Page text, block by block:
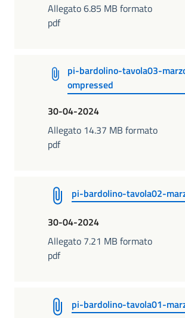
Allegato 6.85 MB formato
pdf
pi-bardolino-tavola03-
ompressed
30-04-2024
Allegato 14.37 MB formato
pdf
pi-bardolino-tavola02-
30-04-2024
Allegato 7.21 MB formato
pdf
pi-bardolino-tavola01-